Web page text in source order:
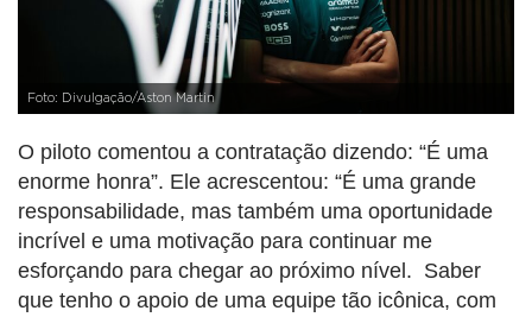
Foto: Divulgação/Aston Martin
O piloto comentou a contratação dizendo: “É uma
enorme honra”. Ele acrescentou: “É uma grande
responsabilidade, mas também uma oportunidade
incrível e uma motivação para continuar me
esforçando para chegar ao próximo nível. Saber
que tenho o apoio de uma equipe tão icônica, com